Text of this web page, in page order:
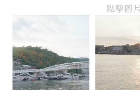
點擊圖